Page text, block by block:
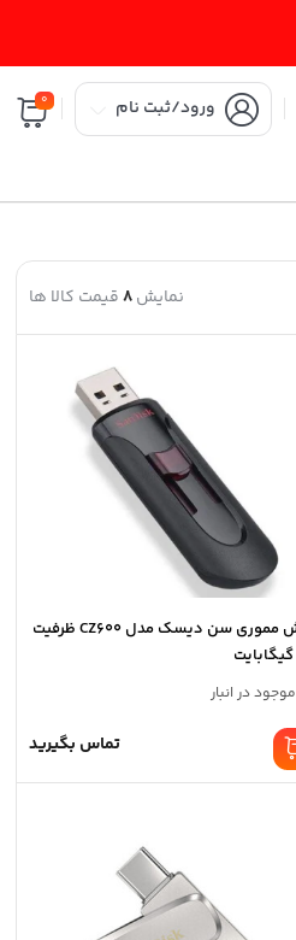
ورود/ثبت نام 0
نمایش8 قیمت کالا ها
فلش مموری سن دیسک مدل CZ600 ظرفیت
موجود در انبار
تماس بگیرید